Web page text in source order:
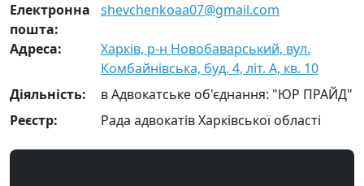
Електронна
пошта:
shevchenkoaa07@gmail.com
Адреса:
Харків, р-н Новобаварський, вул.
Комбайнівська, буд. 4, літ. А, кв. 10
Діяльність:
в Адвокатське об'єднання: "ЮР ПРАЙД"
Реєстр:
Рада адвокатів Харківської області